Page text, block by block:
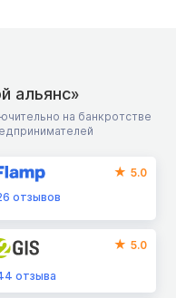
альянс»
на банкротстве
5.0
отзывов
5.0
отзыва